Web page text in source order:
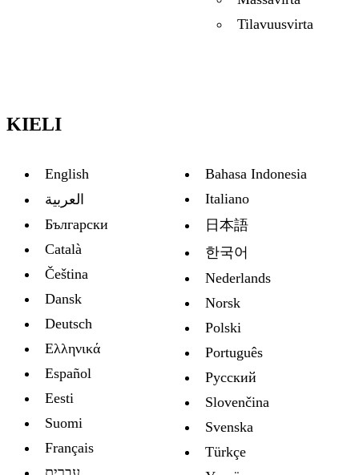
Tilavuusvirta
KIELI
English
العربية
Български
Català
Čeština
Dansk
Deutsch
Ελληνικά
Español
Eesti
Suomi
Français
Bahasa Indonesia
Italiano
日本語
한국어
Nederlands
Norsk
Polski
Português
Русский
Slovenčina
Svenska
Türkçe